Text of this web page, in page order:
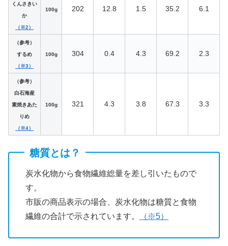
くんさきい
か
（※2）
100g 202 12.8 1.5 35.2 6.1
（参考）
するめ
（※3）
100g 304 0.4 4.3 69.2 2.3
（参考）
白石海産
素焼きあた
りめ
（※4）
100g 321 4.3 3.8 67.3 3.3
糖質とは？
炭水化物から食物繊維総量を差し引いたもので
す。
市販の商品表示の場合、炭水化物は糖質と食物
繊維の合計で示されています。
（※5）